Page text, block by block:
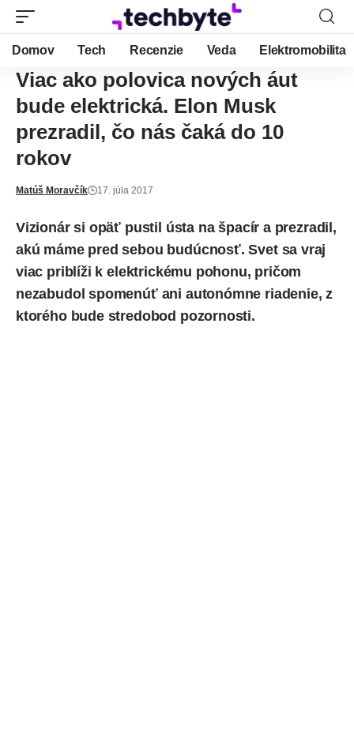
Domov Tech Recenzie Veda Elektromobilita
Viac ako polovica nových áut
bude elektrická. Elon Musk
prezradil, čo nás čaká do 10
rokov
Matúš Moravčík 17. júla 2017
Vizionár si opäť pustil ústa na špacír a prezradil,
akú máme pred sebou budúcnosť. Svet sa vraj
viac priblíži k elektrickému pohonu, pričom
nezabudol spomenúť ani autonómne riadenie, z
ktorého bude stredobod pozornosti.